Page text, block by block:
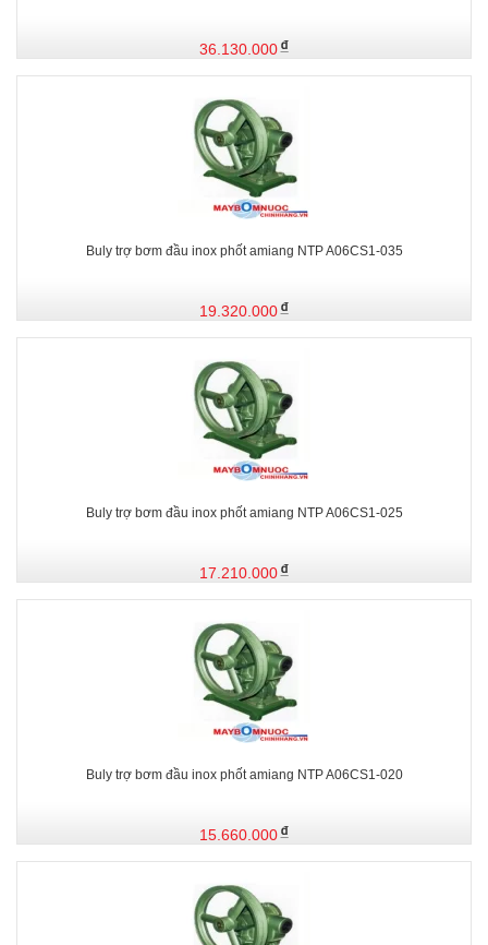
36.130.000
Buly trợ bơm đầu inox phốt amiang NTP A06CS1-035
19.320.000
Buly trợ bơm đầu inox phốt amiang NTP A06CS1-025
17.210.000
Buly trợ bơm đầu inox phốt amiang NTP A06CS1-020
15.660.000